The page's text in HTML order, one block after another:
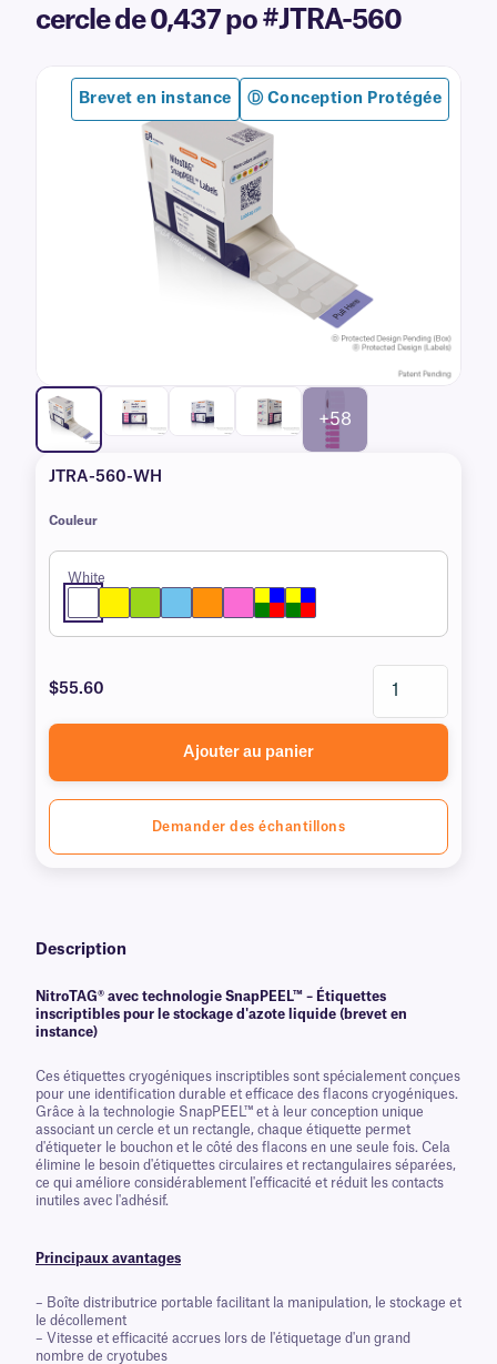
cercle de 0,437 po #JTRA-560
+58
Brevet en instance Ⓓ Conception Protégée
JTRA-560-WH
Couleur
White
$55.60
Ajouter au panier
Demander des échantillons
Description
NitroTAG® avec technologie SnapPEEL™ – Étiquettes
inscriptibles pour le stockage d'azote liquide (brevet en
instance)
Ces étiquettes cryogéniques inscriptibles sont spécialement conçues
pour une identification durable et efficace des flacons cryogéniques.
Grâce à la technologie SnapPEEL™ et à leur conception unique
associant un cercle et un rectangle, chaque étiquette permet
d'étiqueter le bouchon et le côté des flacons en une seule fois. Cela
élimine le besoin d'étiquettes circulaires et rectangulaires séparées,
ce qui améliore considérablement l'efficacité et réduit les contacts
inutiles avec l'adhésif.
Principaux avantages
– Boîte distributrice portable facilitant la manipulation, le stockage et
le décollement
– Vitesse et efficacité accrues lors de l'étiquetage d'un grand
nombre de cryotubes